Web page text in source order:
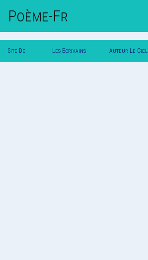
Poème-Fr
Site De Les Ecrivains Auteur Le Ciel